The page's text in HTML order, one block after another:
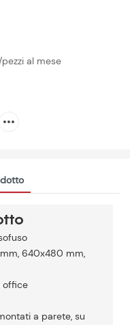
al mese
640x480 mm,
office
a parete, su